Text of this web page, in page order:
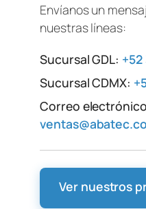
Envíanos un
nuestras líneas:
Sucursal GDL: +52
Sucursal CDMX:
Correo
Ver nuestros